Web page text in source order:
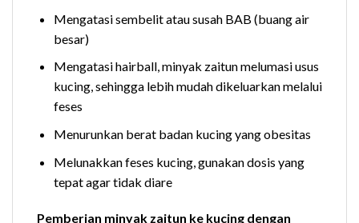
Mengatasi sembelit atau susah BAB (buang air
besar)
Mengatasi hairball, minyak zaitun melumasi usus
kucing, sehingga lebih mudah dikeluarkan melalui
feses
Menurunkan berat badan kucing yang obesitas
Melunakkan feses kucing, gunakan dosis yang
tepat agar tidak diare
Pemberian minyak zaitun ke kucing dengan